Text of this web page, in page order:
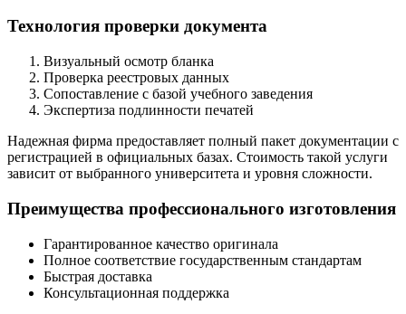
Технология проверки документа
Визуальный осмотр бланка
Проверка реестровых данных
Сопоставление с базой учебного заведения
Экспертиза подлинности печатей
Надежная фирма предоставляет полный пакет документации с
регистрацией в официальных базах. Стоимость такой услуги
зависит от выбранного университета и уровня сложности.
Преимущества профессионального изготовления
Гарантированное качество оригинала
Полное соответствие государственным стандартам
Быстрая доставка
Консультационная поддержка